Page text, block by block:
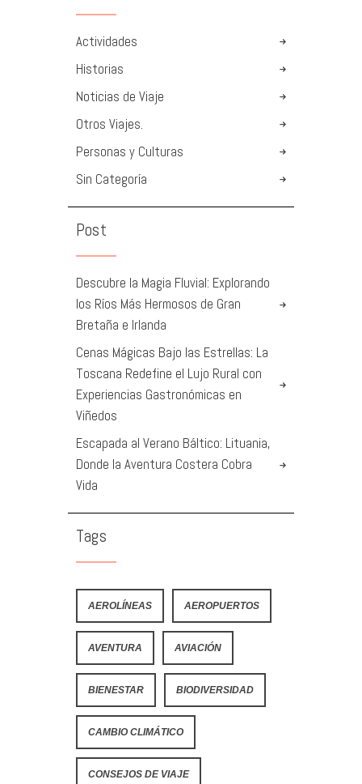
Actividades
Historias
Noticias de Viaje
Otros Viajes.
Personas y Culturas
Sin Categoría
Post
Descubre la Magia Fluvial: Explorando
los Ríos Más Hermosos de Gran
Bretaña e Irlanda
Cenas Mágicas Bajo las Estrellas: La
Toscana Redefine el Lujo Rural con
Experiencias Gastronómicas en
Viñedos
Escapada al Verano Báltico: Lituania,
Donde la Aventura Costera Cobra
Vida
Tags
AEROLÍNEAS AEROPUERTOS
AVENTURA AVIACIÓN
BIENESTAR BIODIVERSIDAD
CAMBIO CLIMÁTICO
CONSEJOS DE VIAJE